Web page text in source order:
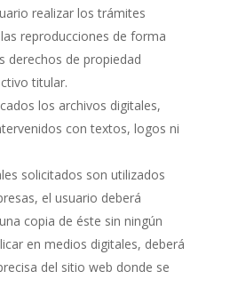
realizar los trámites
reproducciones de forma
derechos de propiedad
titular.
los archivos digitales,
con textos, logos ni
solicitados son utilizados
el usuario deberá
copia de éste sin ningún
en medios digitales, deberá
del sitio web donde se